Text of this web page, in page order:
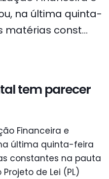
na última quinta-
matérias const...
tem parecer
Financeira e
última quinta-feira
constantes na pauta
de Lei (PL)